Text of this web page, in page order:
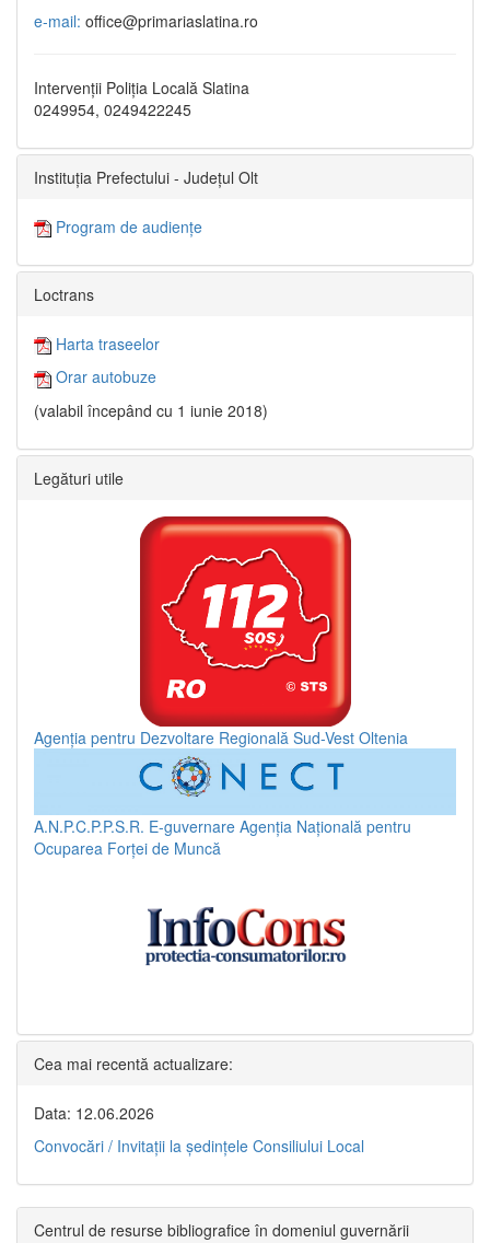
e-mail: office@primariaslatina.ro
Intervenții Poliția Locală Slatina
0249954, 0249422245
Instituția Prefectului - Județul Olt
Program de audiențe
Loctrans
Harta traseelor
Orar autobuze
(valabil începând cu 1 iunie 2018)
Legături utile
Agenția pentru Dezvoltare Regională Sud-Vest Oltenia
A.N.P.C.P.P.S.R. E-guvernare Agenția Națională pentru
Ocuparea Forței de Muncă
Cea mai recentă actualizare:
Data: 12.06.2026
Convocări / Invitaţii la şedinţele Consiliului Local
Centrul de resurse bibliografice în domeniul guvernării